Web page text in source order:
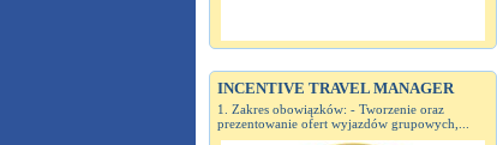
INCENTIVE TRAVEL MANAGER
1. Zakres obowiązków: - Tworzenie oraz
prezentowanie ofert wyjazdów grupowych,...